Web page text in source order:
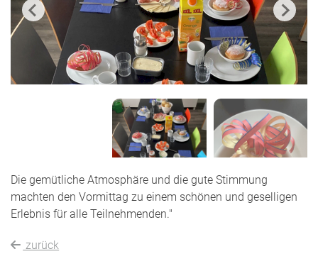
Die gemütliche Atmosphäre und die gute Stimmung
machten den Vormittag zu einem schönen und geselligen
Erlebnis für alle Teilnehmenden."
zurück